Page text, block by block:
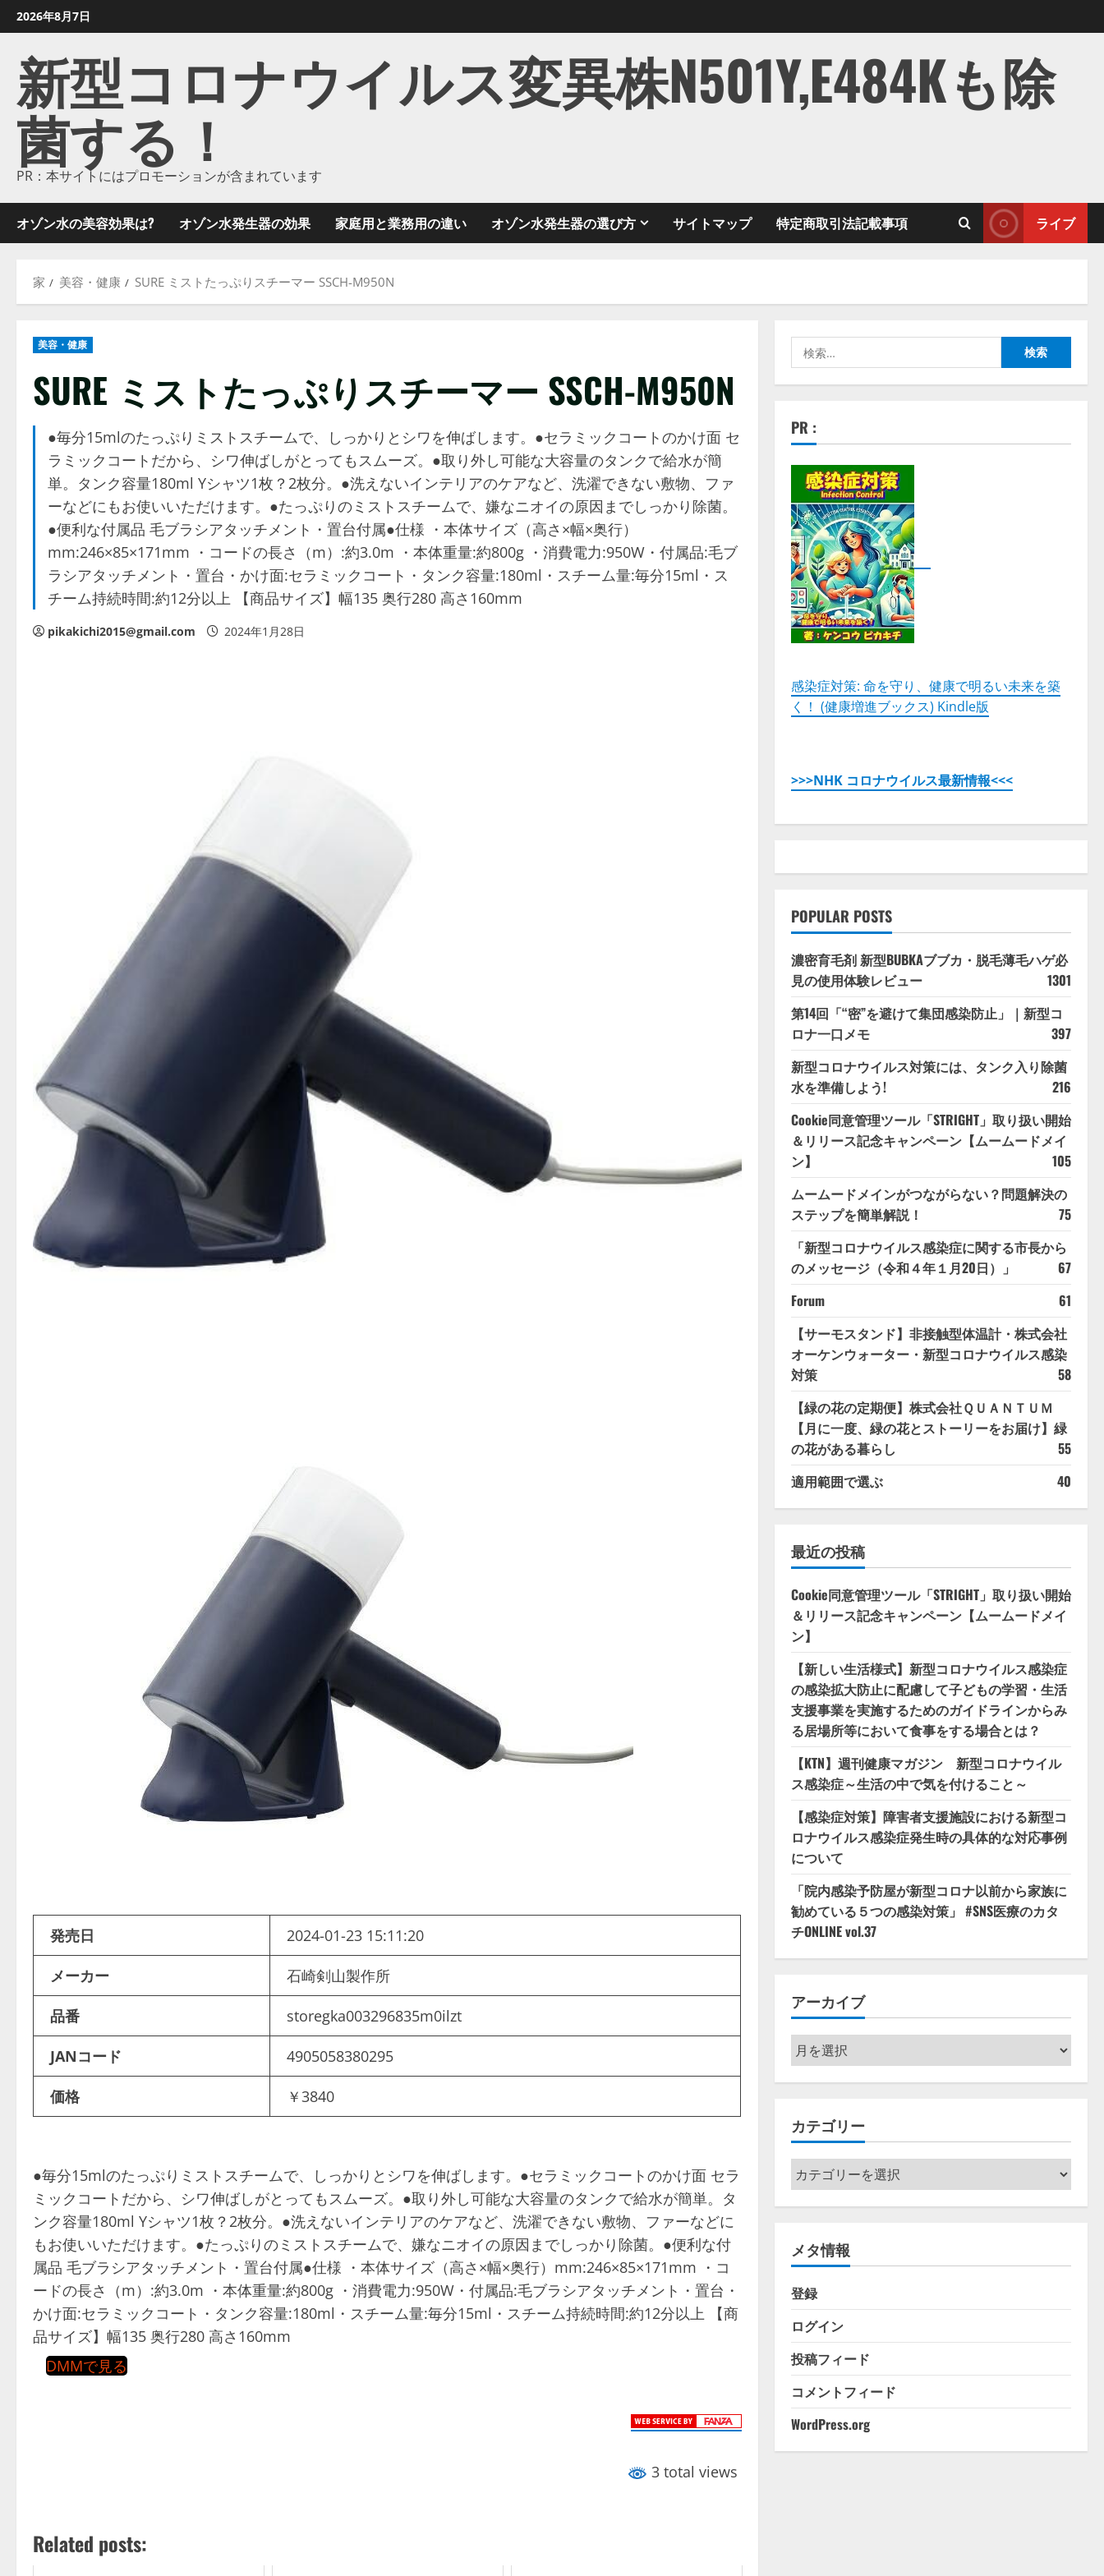
ン
2026年8月7日
新型コロナウイルス変異株N501Y,E484Kも除
菌する！
PR：本サイトにはプロモーションが含まれています
オゾン水の美容効果は? オゾン水発生器の効果 家庭用と業務用の違い オゾン水発生器の選び方 サイトマップ 特定商取引法記載事項 ライブ
家 美容・健康 SURE ミストたっぷりスチーマー SSCH-M950N
美容・健康
SURE ミストたっぷりスチーマー SSCH-M950N
●毎分15mlのたっぷりミストスチームで、しっかりとシワを伸ばします。●セラミックコートのかけ面 セ
ラミックコートだから、シワ伸ばしがとってもスムーズ。●取り外し可能な大容量のタンクで給水が簡
単。タンク容量180ml Yシャツ1枚？2枚分。●洗えないインテリアのケアなど、洗濯できない敷物、ファ
ーなどにもお使いいただけます。●たっぷりのミストスチームで、嫌なニオイの原因までしっかり除菌。
●便利な付属品 毛ブラシアタッチメント・置台付属●仕様 ・本体サイズ（高さ×幅×奥行）
mm:246×85×171mm ・コードの長さ（m）:約3.0m ・本体重量:約800g ・消費電力:950W・付属品:毛ブ
ラシアタッチメント・置台・かけ面:セラミックコート・タンク容量:180ml・スチーム量:毎分15ml・ス
チーム持続時間:約12分以上 【商品サイズ】幅135 奥行280 高さ160mm
pikakichi2015@gmail.com 2024年1月28日
発売日 2024-01-23 15:11:20
メーカー 石崎剣山製作所
品番 storegka003296835m0ilzt
JANコード 4905058380295
価格 ￥3840
●毎分15mlのたっぷりミストスチームで、しっかりとシワを伸ばします。●セラミックコートのかけ面 セラ
ミックコートだから、シワ伸ばしがとってもスムーズ。●取り外し可能な大容量のタンクで給水が簡単。タ
ンク容量180ml Yシャツ1枚？2枚分。●洗えないインテリアのケアなど、洗濯できない敷物、ファーなどに
もお使いいただけます。●たっぷりのミストスチームで、嫌なニオイの原因までしっかり除菌。●便利な付
属品 毛ブラシアタッチメント・置台付属●仕様 ・本体サイズ（高さ×幅×奥行）mm:246×85×171mm ・コ
ードの長さ（m）:約3.0m ・本体重量:約800g ・消費電力:950W・付属品:毛ブラシアタッチメント・置台・
かけ面:セラミックコート・タンク容量:180ml・スチーム量:毎分15ml・スチーム持続時間:約12分以上 【商
品サイズ】幅135 奥行280 高さ160mm
DMMで見る
3 total views
Related posts:
索:
PR :
感染症対策: 命を守り、健康で明るい未来を築
く！ (健康増進ブックス) Kindle版
>>>NHK コロナウイルス最新情報<<<
POPULAR POSTS
濃密育毛剤 新型BUBKAブブカ・脱毛薄毛ハゲ必
見の使用体験レビュー
1301
第14回「“密”を避けて集団感染防止」｜新型コ
ロナ一口メモ
397
新型コロナウイルス対策には、タンク入り除菌
水を準備しよう!
216
Cookie同意管理ツール「STRIGHT」取り扱い開始
＆リリース記念キャンペーン【ムームードメイ
ン】
105
ムームードメインがつながらない？問題解決の
ステップを簡単解説！
75
「新型コロナウイルス感染症に関する市長から
のメッセージ（令和４年１月20日）」
67
Forum
61
【サーモスタンド】非接触型体温計・株式会社
オーケンウォーター・新型コロナウイルス感染
対策
58
【緑の花の定期便】株式会社ＱＵＡＮＴＵＭ
【月に一度、緑の花とストーリーをお届け】緑
の花がある暮らし
55
適用範囲で選ぶ
40
最近の投稿
Cookie同意管理ツール「STRIGHT」取り扱い開始
＆リリース記念キャンペーン【ムームードメイ
ン】
【新しい生活様式】新型コロナウイルス感染症
の感染拡大防止に配慮して子どもの学習・生活
支援事業を実施するためのガイドラインからみ
る居場所等において食事をする場合とは？
【KTN】週刊健康マガジン 新型コロナウイル
ス感染症～生活の中で気を付けること～
【感染症対策】障害者支援施設における新型コ
ロナウイルス感染症発生時の具体的な対応事例
について
「院内感染予防屋が新型コロナ以前から家族に
勧めている５つの感染対策」 #SNS医療のカタ
チONLINE vol.37
アーカイブ
ア
ー
カ
ブ
カテゴリー
カ
テ
ゴ
ー
メタ情報
登録
ログイン
投稿フィード
コメントフィード
WordPress.org